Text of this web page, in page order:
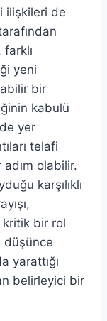
ilişkileri de
farklı
yeni
bir
kabulü
yer
telafi
olabilir.
karşılıklı
kritik bir rol
düşünce
yarattığı
belirleyici bir